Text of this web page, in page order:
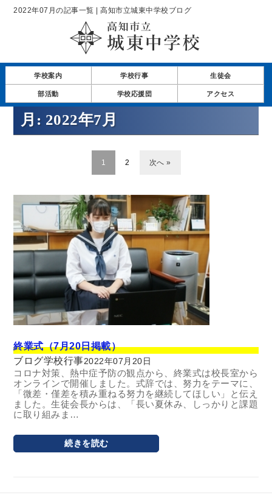
2022年07月の記事一覧 | 高知市立城東中学校ブログ
学校案内 学校行事 生徒会
部活動 学校応援団 アクセス
月: 2022年7月
1 2 次へ »
終業式（7月20日掲載）
ブログ学校行事2022年07月20日
コロナ対策、熱中症予防の観点から、終業式は校長室から
オンラインで開催しました。式辞では、努力をテーマに、
「微差・僅差を積み重ねる努力を継続してほしい」と伝え
ました。生徒会長からは、「長い夏休み、しっかりと課題
に取り組みま…
続きを読む